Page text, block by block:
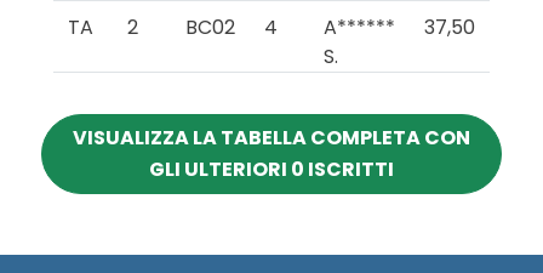
TA
2 BC02 4
A******
S.
37,50
VISUALIZZA LA TABELLA COMPLETA CON
GLI ULTERIORI 0 ISCRITTI